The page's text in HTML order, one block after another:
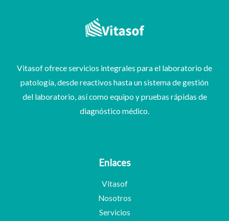
Vitasof ofrece servicios integrales para el laboratorio de
patología, desde reactivos hasta un sistema de gestión
del laboratorio, así como equipo y pruebas rápidas de
diagnóstico médico.
Enlaces
Vitasof
Nosotros
Servicios